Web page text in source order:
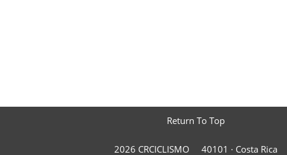
Return To Top
2026 CRCICLISMO 40101 · Costa Rica